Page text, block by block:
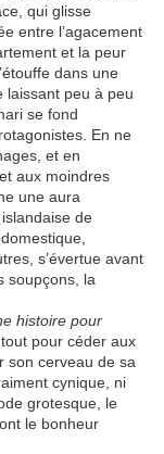
qui glisse
entre l’agacement
et la peur
dans une
laissant peu à peu
se fond
En ne
et en
aux moindres
une aura
de
s’évertue avant
soupçons, la
histoire pour
pour céder aux
son cerveau de sa
cynique, ni
grotesque, le
le bonheur